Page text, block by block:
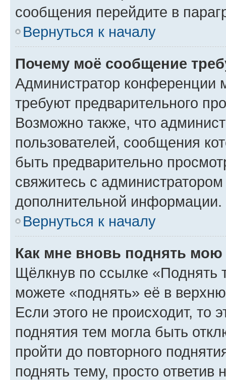
сообщения перейдите в
Вернуться к началу
Почему моё сообщение
Администратор конференции
требуют предварительного
Возможно также, что
пользователей, сообщения
быть предварительно
свяжитесь с
дополнительной информации.
Вернуться к началу
Как мне вновь поднять мою
Щёлкнув по ссылке «Поднять
можете «поднять» её в
Если этого не происходит, то
поднятия тем могла быть
пройти до повторного
поднять тему, просто ответив